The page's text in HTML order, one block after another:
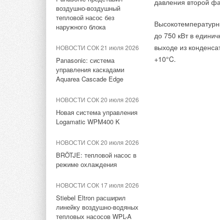
воздушно-воздушный
тепловой насос без
наружного блока
НОВОСТИ СОК 21 июля 2026
Panasonic: система
управления каскадами
Aquarea Cascade Edge
НОВОСТИ СОК 20 июля 2026
Новая система управления
Logamatic WPM400 K
НОВОСТИ СОК 20 июля 2026
BRÖTJE: тепловой насос в
режиме охлаждения
НОВОСТИ СОК 17 июля 2026
Stiebel Eltron расширил
линейку воздушно-водяных
тепловых насосов WPL-A
давления второй
до 750 кВт в
выходе из
+10°C.
Не совсем согласен с предыдущим комментарием.
пола, но как более бюджетный вариант можно и без нее.
теплым. Главное, что бы стоимость монтажа теплого
дешевле, нежели по традиционному варианту.
Vasia
Serzh
Да ладно, бывают случаи (теоретически) когда
т пол не помешает ;-) . Да и в небольших комнатах без